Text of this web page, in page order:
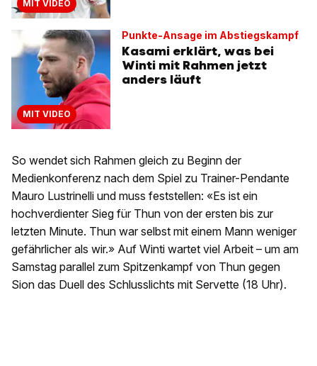
MIT VIDEO
MIT VIDEO
Punkte-Ansage im Abstiegskampf
Kasami erklärt, was bei
Winti mit Rahmen jetzt
anders läuft
So wendet sich Rahmen gleich zu Beginn der
Medienkonferenz nach dem Spiel zu Trainer-Pendante
Mauro Lustrinelli und muss feststellen: «Es ist ein
hochverdienter Sieg für Thun von der ersten bis zur
letzten Minute. Thun war selbst mit einem Mann weniger
gefährlicher als wir.» Auf Winti wartet viel Arbeit – um am
Samstag parallel zum Spitzenkampf von Thun gegen
Sion das Duell des Schlusslichts mit Servette (18 Uhr).